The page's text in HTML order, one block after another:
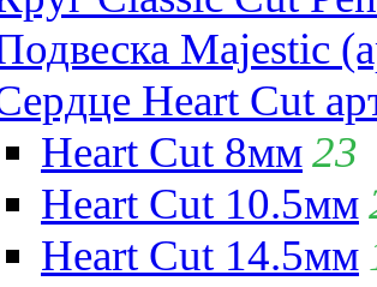
Majestic
Heart Cut
Heart Cut 8мм23
Heart Cut 10.5мм
Heart Cut 14.5мм